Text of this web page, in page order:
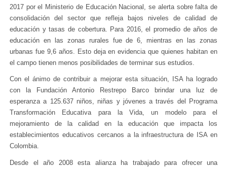
2017 por el Ministerio de Educación Nacional, se alerta sobre falta de
consolidación del sector que refleja bajos niveles de calidad de
educación y tasas de cobertura. Para 2016, el promedio de años de
educación en las zonas rurales fue de 6, mientras en las zonas
urbanas fue 9,6 años. Esto deja en evidencia que quienes habitan en
el campo tienen menos posibilidades de terminar sus estudios.
Con el ánimo de contribuir a mejorar esta situación, ISA ha logrado
con la Fundación Antonio Restrepo Barco brindar una luz de
esperanza a 125.637 niños, niñas y jóvenes a través del Programa
Transformación Educativa para la Vida, un modelo para el
mejoramiento de la calidad en la educación que impacta los
establecimientos educativos cercanos a la infraestructura de ISA en
Colombia.
Desde el año 2008 esta alianza ha trabajado para ofrecer una